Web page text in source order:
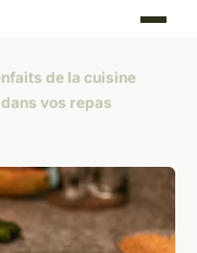
de la cuisine
vos repas